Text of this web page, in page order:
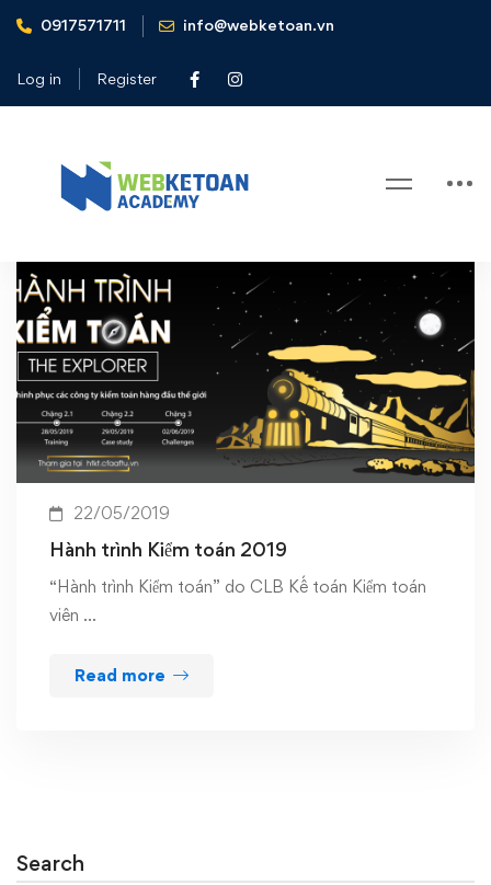
0917571711 info@webketoan.vn
Log in Register
Home Hành trình kiểm toán
Tag: Hành trình kiểm toán
22/05/2019
Hành trình Kiểm toán 2019
“Hành trình Kiểm toán” do CLB Kế toán Kiểm toán
viên …
Read more
Search